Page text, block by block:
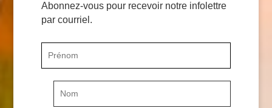
Abonnez-vous pour recevoir notre infolettre
par courriel.